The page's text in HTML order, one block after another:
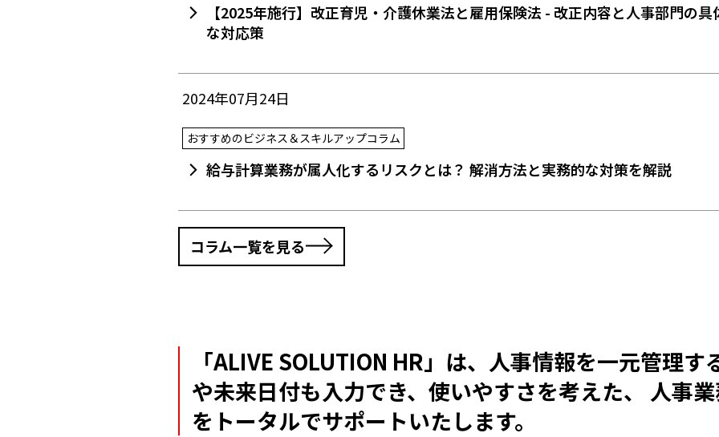
【2025年施行】改正育児・介護休業法と雇用保険法 - 改正内容と人事部門の具
な対応策
2024年07月24日
おすすめのビジネス＆スキルアップコラム
給与計算業務が属人化するリスクとは？ 解消方法と実務的な対策を解説
コラム一覧を見る
「ALIVE SOLUTION HR」は、人事情報を一元管理す
や未来日付も入力でき、使いやすさを考えた、 人事
をトータルでサポートいたします。